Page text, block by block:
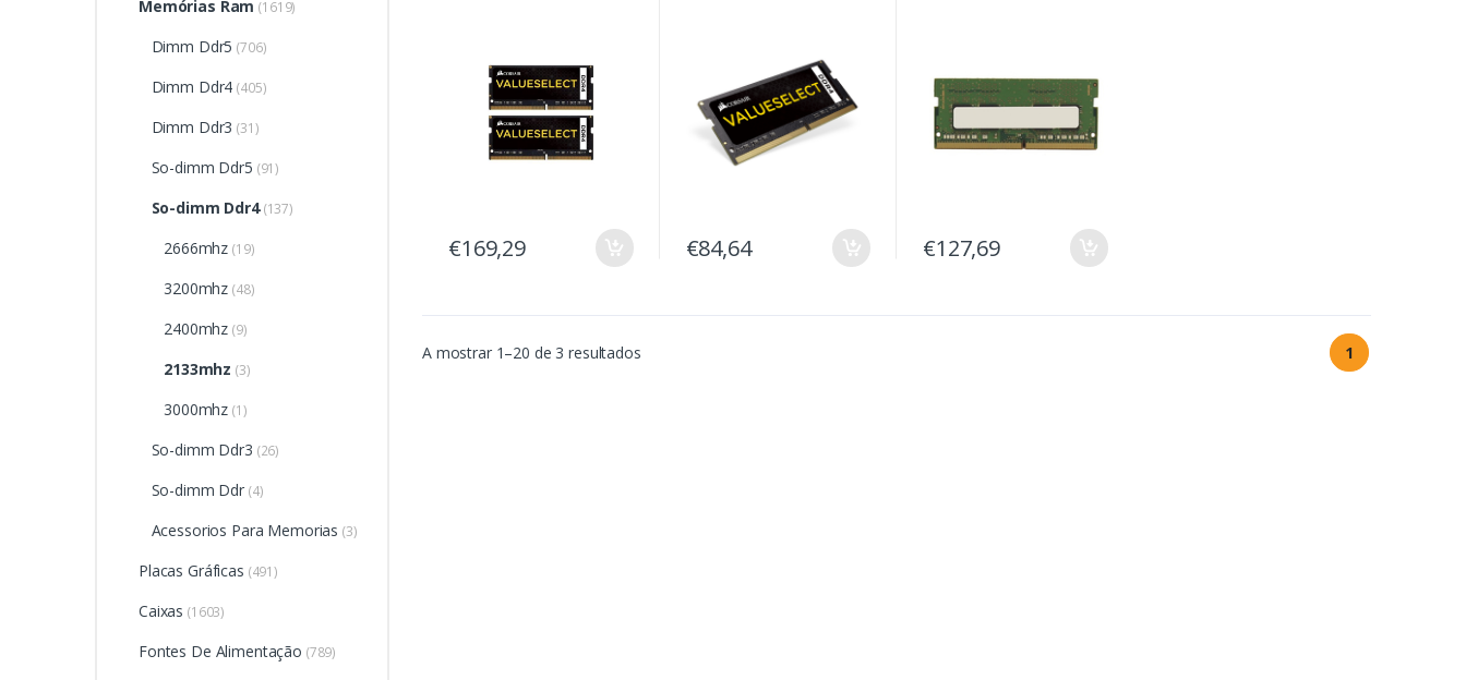
Memórias Ram (1619)
Dimm Ddr5 (706)
Dimm Ddr4 (405)
Dimm Ddr3 (31)
So-dimm Ddr5 (91)
So-dimm Ddr4(137)
2666mhz (19)
3200mhz (48)
2400mhz (9)
2133mhz (3)
3000mhz (1)
So-dimm Ddr3 (26)
So-dimm Ddr(4)
Acessorios Para Memorias (3)
Placas Gráficas (491)
Caixas (1603)
Fontes De Alimentação (789)
€169,29 €84,64 €127,69
A mostrar 1–20 de 3 resultados 1